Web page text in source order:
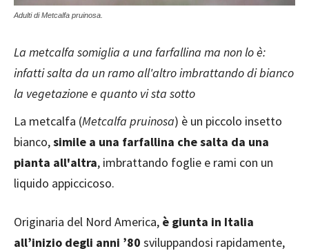
Adulti di Metcalfa pruinosa.
La metcalfa somiglia a una farfallina ma non lo è:
infatti salta da un ramo all'altro imbrattando di bianco
la vegetazione e quanto vi sta sotto
La metcalfa (Metcalfa pruinosa) è un piccolo insetto
bianco,simile a una farfallina che salta da una
pianta all'altra, imbrattando foglie e rami con un
liquido appiccicoso.
Originaria del Nord America, è giunta in Italia
all’inizio degli anni ’80 sviluppandosi rapidamente,